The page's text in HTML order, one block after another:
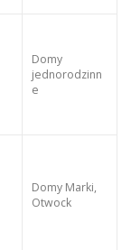
Domy
jednorodzinn
e
Domy Marki,
Otwock